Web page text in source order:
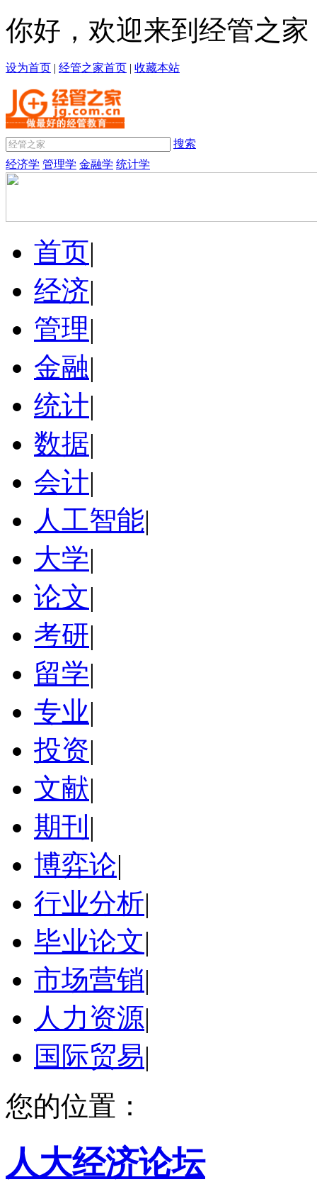
你好，欢迎来到经管之家
设为首页 | 经管之家首页 | 收藏本站
搜索
经济学 管理学 金融学 统计学
首页|
经济|
管理|
金融|
统计|
数据|
会计|
人工智能|
大学|
论文|
考研|
留学|
专业|
投资|
文献|
期刊 |
博弈论|
行业分析|
毕业论文|
市场营销|
人力资源|
国际贸易|
您的位置：
人大经济论坛